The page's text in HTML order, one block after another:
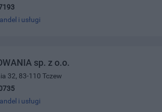
i usługi
sp. z o.o.
32, 83-110 Tczew
i usługi